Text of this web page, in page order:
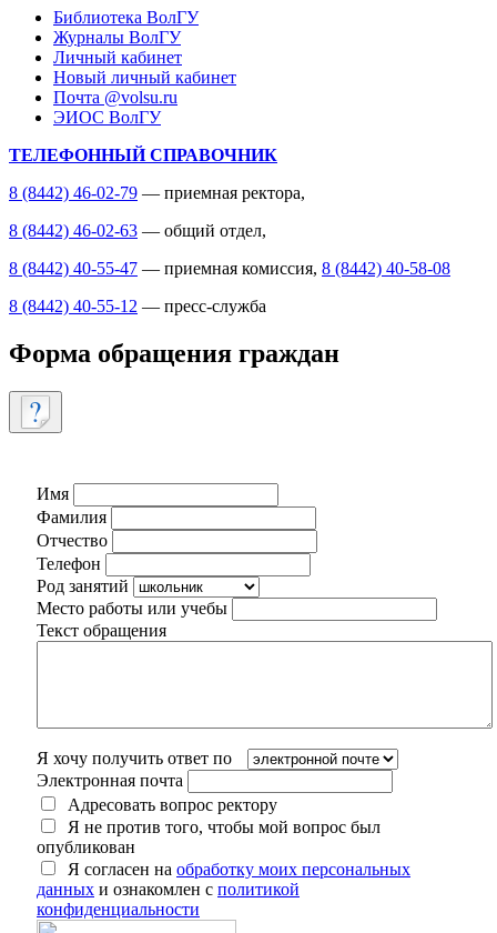
Библиотека ВолГУ
Журналы ВолГУ
Личный кабинет
Новый личный кабинет
Почта @volsu.ru
ЭИОС ВолГУ
ТЕЛЕФОННЫЙ СПРАВОЧНИК
8 (8442) 46-02-79 — приемная ректора,
8 (8442) 46-02-63 — общий отдел,
8 (8442) 40-55-47 — приемная комиссия, 8 (8442) 40-58-08
8 (8442) 40-55-12 — пресс-служба
Форма обращения граждан
Имя
Фамилия
Отчество
Телефон
Род занятий
Место работы или учебы
Текст обращения
Я хочу получить ответ по
Электронная почта
Адресовать вопрос ректору
Я не против того, чтобы мой вопрос был
опубликован
Я согласен на обработку моих персональных
данных и ознакомлен с политикой
конфиденциальности